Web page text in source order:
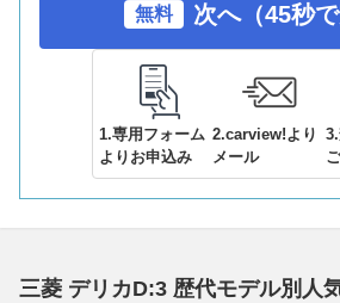
無料 次へ（45秒で
1.専用フォーム
よりお申込み
2.carview!より
メール
三菱 デリカD:3 歴代モデル別人